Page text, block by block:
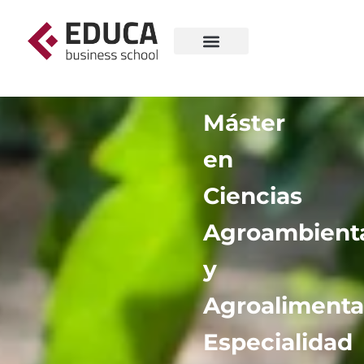
Máster
en
Ciencias
y
Especialidad